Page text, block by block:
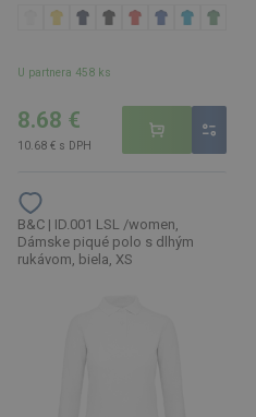
U partnera 458 ks
8.68 €
10.68 € s DPH
B&C | ID.001 LSL /women,
Dámske piqué polo s dlhým
rukávom, biela, XS